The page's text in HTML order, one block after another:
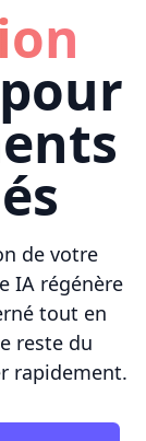
pour
de votre
IA régénère
tout en
reste du
rapidement.